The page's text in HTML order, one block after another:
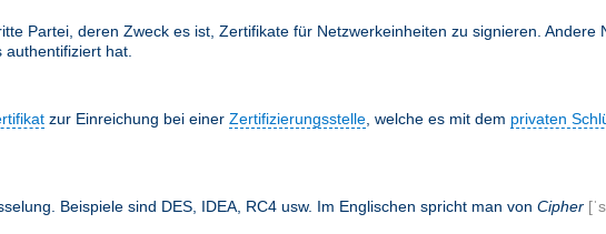
Partei, deren Zweck es ist, Zertifikate für Netzwerkeinheiten zu signieren. Andere
hat.
zur Einreichung bei einer Zertifizierungsstelle , welche es mit dem privaten
Beispiele sind DES, IDEA, RC4 usw. Im Englischen spricht man von Cipher